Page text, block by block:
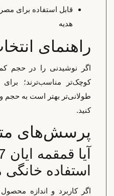
قابل استفاده برای
هدیه
راهنمای
اگر نوشیدنی را در حجم
کوچک‌تر مناسب‌ترند؛ برای
طولانی‌تر بهتر است به حجم
کنید.
پرسش‌های
استفاده
اگر کاربرد و اندازه محصول